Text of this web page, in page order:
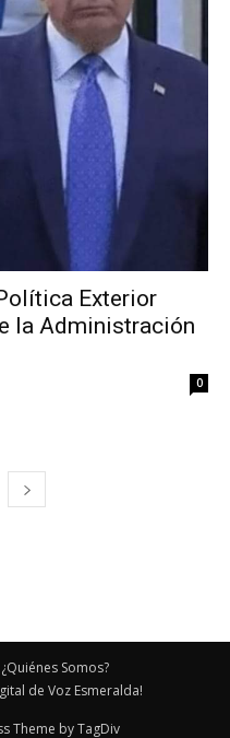
Exterior
la Administración
0
¿Quiénes Somos?
de Voz Esmeralda!
Theme by TagDiv